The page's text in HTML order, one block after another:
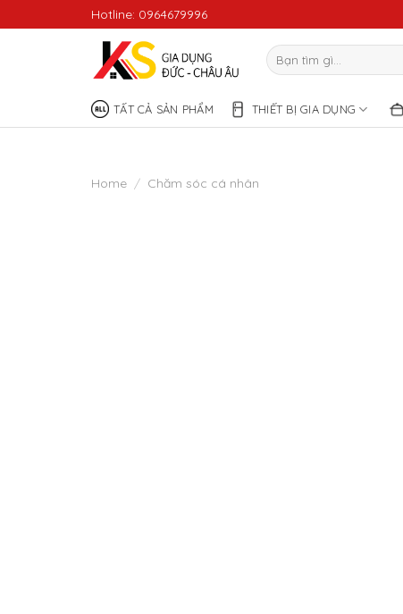
to
Hotline: 0964679996
Search
for:
TẤT CẢ SẢN PHẨM THIẾT BỊ GIA DỤNG
Home / Chăm sóc cá nhân